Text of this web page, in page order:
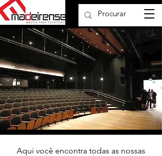
Aqui você encontra todas as nossas